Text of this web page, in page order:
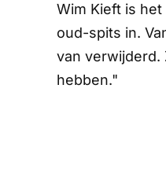
Wim Kieft is
oud-spits in.
van verwijderd.
hebben."